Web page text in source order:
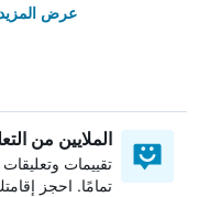
عرض
الملايين من
تقييمات
تمامًا. احجز